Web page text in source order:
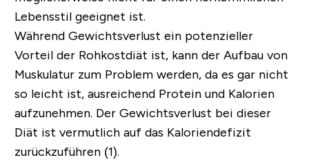
Lebensstil geeignet ist.
Während Gewichtsverlust ein potenzieller
Vorteil der Rohkostdiät ist, kann der Aufbau von
Muskulatur zum Problem werden, da es gar nicht
so leicht ist, ausreichend Protein und Kalorien
aufzunehmen. Der Gewichtsverlust bei dieser
Diät ist vermutlich auf das Kaloriendefizit
zurückzuführen (1).